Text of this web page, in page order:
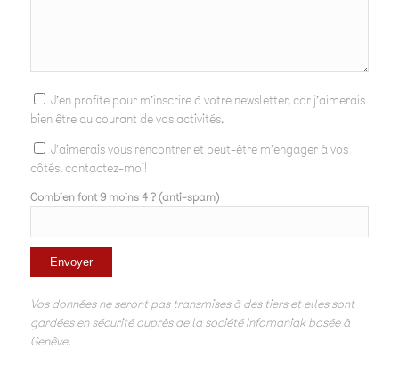
J'en profite pour m'inscrire à votre newsletter, car j'aimerais
bien être au courant de vos activités.
J'aimerais vous rencontrer et peut-être m'engager à vos
côtés, contactez-moi!
Combien font 9 moins 4 ? (anti-spam)
Vos données ne seront pas transmises à des tiers et elles sont
gardées en sécurité auprès de la société Infomaniak basée à
Genève.